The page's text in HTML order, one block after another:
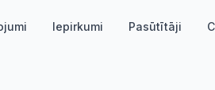
Iepirkumi Pasūtītāji